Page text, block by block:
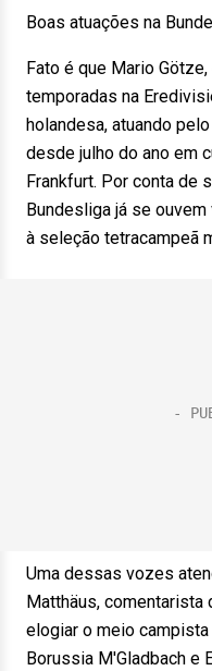
Boas atuações na
Fato é que Mario
temporadas na
holandesa, atuando
desde julho do ano em
Frankfurt. Por conta de
Bundesliga já se
à seleção tetracampeã
Uma dessas vozes
Matthäus, comentarista
elogiar o meio
Borussia M'Gladbach e